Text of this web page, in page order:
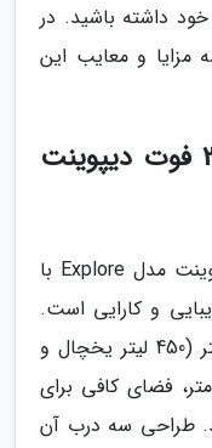
داشته باشید. در
مزایا و معایب این
1. یخچال و فریزر دوقلو 36 فوت دیپوینت
یخچال و فریزر دوقلوی 36 فوت دیپوینت مدل Explore با
و کارایی است.
این محصول با گنجایش کلی 790 لیتر (450 لیتر یخچال و
و ارتفاع 180 سانتی متر، فضای کافی برای
طراحی سه درب آن